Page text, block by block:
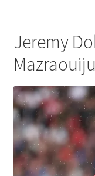
Jeremy
Mazraouiju